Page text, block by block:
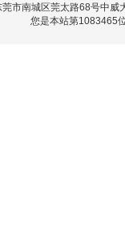
莞市南城区莞太路68号中
您是本站第1083465